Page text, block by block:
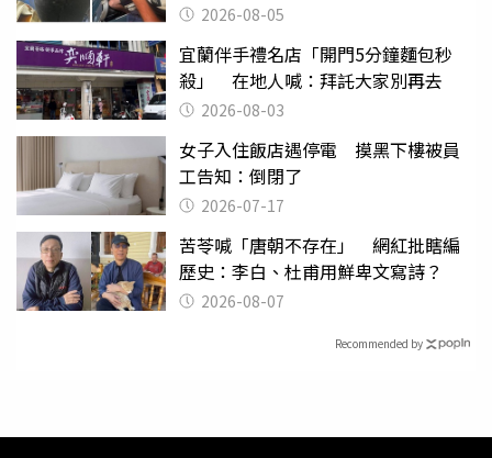
2026-08-05
宜蘭伴手禮名店「開門5分鐘麵包秒
殺」 在地人喊：拜託大家別再去
2026-08-03
女子入住飯店遇停電 摸黑下樓被員
工告知：倒閉了
2026-07-17
苦苓喊「唐朝不存在」 網紅批瞎編
歷史：李白、杜甫用鮮卑文寫詩？
2026-08-07
Recommended by